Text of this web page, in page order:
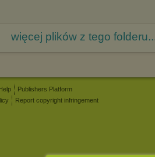
więcej plików z tego
Publishers Platform
Report copyright infringement